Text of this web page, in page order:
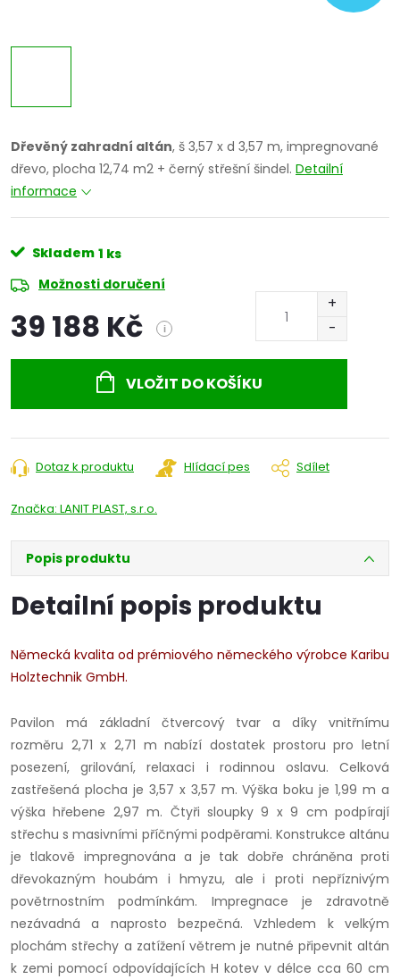
Dřevěný zahradní altán, š 3,57 x d 3,57 m, impregnované
dřevo, plocha 12,74 m2 + černý střešní šindel. Detailní
informace
Skladem 1 ks
Možnosti doručení
39 188 Kč i
VLOŽIT DO KOŠÍKU
Dotaz k produktu Hlídací pes Sdílet
Značka: LANIT PLAST, s.r.o.
Popis produktu
Detailní popis produktu
Německá kvalita od prémiového německého výrobce Karibu
Holztechnik GmbH.
Pavilon má základní čtvercový tvar a díky vnitřnímu
rozměru 2,71 x 2,71 m nabízí dostatek prostoru pro letní
posezení, grilování, relaxaci i rodinnou oslavu. Celková
zastřešená plocha je 3,57 x 3,57 m. Výška boku je 1,99 m a
výška hřebene 2,97 m. Čtyři sloupky 9 x 9 cm podpírají
střechu s masivními příčnými podpěrami. Konstrukce altánu
je tlakově impregnována a je tak dobře chráněna proti
dřevokazným houbám i hmyzu, ale i proti nepříznivým
povětrnostním podmínkám. Impregnace je zdravotně
nezávadná a naprosto bezpečná. Vzhledem k velkým
plochám střechy a zatížení větrem je nutné připevnit altán
k zemi pomocí odpovídajících H kotev v délce cca 60 cm